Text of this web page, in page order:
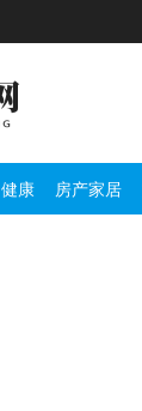
健康 房产家居